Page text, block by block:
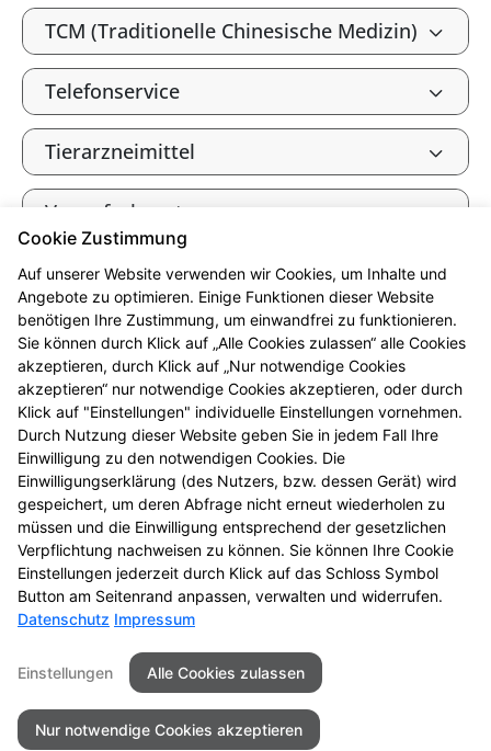
TCM (Traditionelle Chinesische Medizin)
Telefonservice
Tierarzneimittel
Venenfachcenter
Verbandkasten, Haus- und
Reiseapotheke
Vorträge und Seminare
Warenlager
Wellness-Produkte
Wunden
Kontakt Impressum
Datenschutz
Barrierefreiheit
© 2026 Boxberger Apotheke
Cookie Zustimmung
Auf unserer Website verwenden wir Cookies, um Inhalte und
Angebote zu optimieren. Einige Funktionen dieser Website
benötigen Ihre Zustimmung, um einwandfrei zu funktionieren.
Sie können durch Klick auf „Alle Cookies zulassen“ alle Cookies
akzeptieren, durch Klick auf „Nur notwendige Cookies
akzeptieren“ nur notwendige Cookies akzeptieren, oder durch
Klick auf "Einstellungen" individuelle Einstellungen vornehmen.
Durch Nutzung dieser Website geben Sie in jedem Fall Ihre
Einwilligung zu den notwendigen Cookies. Die
Einwilligungserklärung (des Nutzers, bzw. dessen Gerät) wird
gespeichert, um deren Abfrage nicht erneut wiederholen zu
müssen und die Einwilligung entsprechend der gesetzlichen
Verpflichtung nachweisen zu können. Sie können Ihre Cookie
Einstellungen jederzeit durch Klick auf das Schloss Symbol
Button am Seitenrand anpassen, verwalten und widerrufen.
Datenschutz Impressum
Einstellungen Alle Cookies zulassen
Nur notwendige Cookies akzeptieren